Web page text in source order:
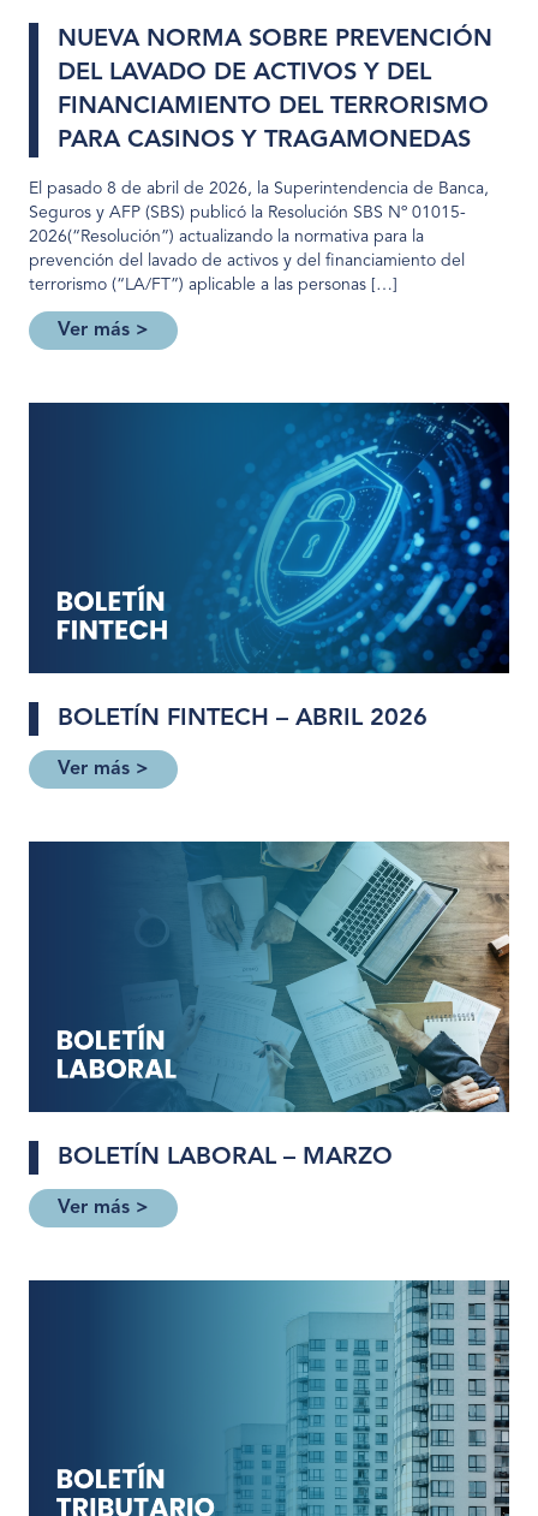
NUEVA NORMA SOBRE PREVENCIÓN
DEL LAVADO DE ACTIVOS Y DEL
FINANCIAMIENTO DEL TERRORISMO
PARA CASINOS Y TRAGAMONEDAS
El pasado 8 de abril de 2026, la Superintendencia de Banca,
Seguros y AFP (SBS) publicó la Resolución SBS Nº 01015-
2026(“Resolución”) actualizando la normativa para la
prevención del lavado de activos y del financiamiento del
terrorismo (“LA/FT”) aplicable a las personas […]
Ver más >
BOLETÍN FINTECH – ABRIL 2026
Ver más >
BOLETÍN LABORAL – MARZO
Ver más >